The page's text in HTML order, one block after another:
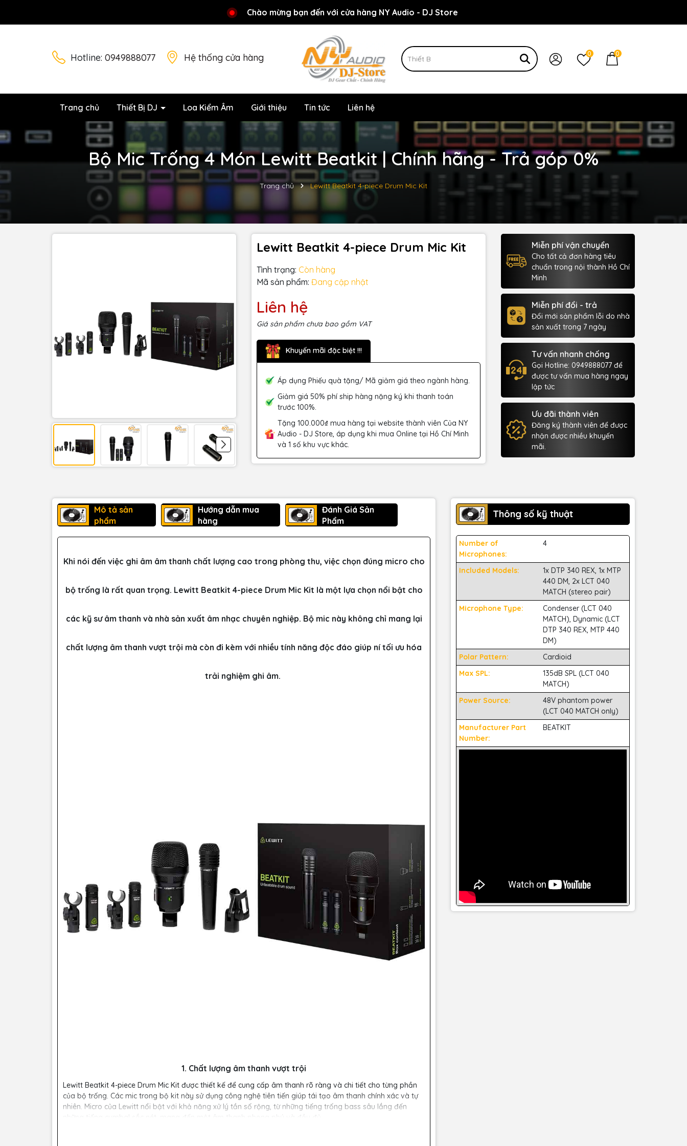
Chào mừng bạn đến với cửa hàng NY Audio - DJ Store
Rất nhiều ưu đãi và chương trình khuyến mãi đang chờ đợi bạn
Hotline: 0949888077 Hệ thống cửa hàng 0 0
Trang chủ Thiết Bị DJ Loa Kiểm Âm Giới thiệu Tin tức Liên hệ
Bộ Mic Trống 4 Món Lewitt Beatkit | Chính hãng - Trả góp 0%
Trang chủ Lewitt Beatkit 4-piece Drum Mic Kit
Lewitt Beatkit 4-piece Drum Mic Kit
Tình trạng: Còn hàng
Mã sản phẩm: Đang cập nhật
Liên hệ
Giá sản phẩm chưa bao gồm VAT
Khuyến mãi đặc biệt !!!
Áp dụng Phiếu quà tặng/ Mã giảm giá theo ngành hàng.
Giảm giá 50% phí ship hàng nặng ký khi thanh toán
trước 100%.
Tặng 100.000₫ mua hàng tại website thành viên Của NY
Audio - DJ Store, áp dụng khi mua Online tại Hồ Chí Minh
và 1 số khu vực khác.
Miễn phí vận chuyển
Cho tất cả đơn hàng tiêu
chuẩn trong nội thành Hồ Chí
Minh
Miễn phí đổi - trả
Đổi mới sản phẩm lỗi do nhà
sản xuất trong 7 ngày
Tư vấn nhanh chống
Gọi Hotline: 0949888077 để
được tư vấn mua hàng ngay
lập tức
Ưu đãi thành viên
Đăng ký thành viên để được
nhận được nhiều khuyến
mãi.
Mô tả sản
phẩm
Hướng dẫn mua
hàng
Đánh Giá Sản
Phẩm
Khi nói đến việc ghi âm âm thanh chất lượng cao trong phòng thu, việc chọn đúng micro cho
bộ trống là rất quan trọng. Lewitt Beatkit 4-piece Drum Mic Kit là một lựa chọn nổi bật cho
các kỹ sư âm thanh và nhà sản xuất âm nhạc chuyên nghiệp. Bộ mic này không chỉ mang lại
chất lượng âm thanh vượt trội mà còn đi kèm với nhiều tính năng độc đáo giúp ní tối ưu hóa
trải nghiệm ghi âm.
1. Chất lượng âm thanh vượt trội
Lewitt Beatkit 4-piece Drum Mic Kit được thiết kế để cung cấp âm thanh rõ ràng và chi tiết cho từng phần
của bộ trống. Các mic trong bộ kit này sử dụng công nghệ tiên tiến giúp tái tạo âm thanh chính xác và tự
nhiên. Micro của Lewitt nổi bật với khả năng xử lý tần số rộng, từ những tiếng trống bass sâu lắng đến
những tiếng cymbal sắc nét, mang đến một âm thanh phong phú và đầy đủ.
Thông số kỹ thuật
Number of
Microphones:
4
Included Models:
1x DTP 340 REX, 1x MTP
440 DM, 2x LCT 040
MATCH (stereo pair)
Microphone Type:
Condenser (LCT 040
MATCH), Dynamic (LCT
DTP 340 REX, MTP 440
DM)
Polar Pattern:
Cardioid
Max SPL:
135dB SPL (LCT 040
MATCH)
Power Source:
48V phantom power
(LCT 040 MATCH only)
Manufacturer Part
Number:
BEATKIT